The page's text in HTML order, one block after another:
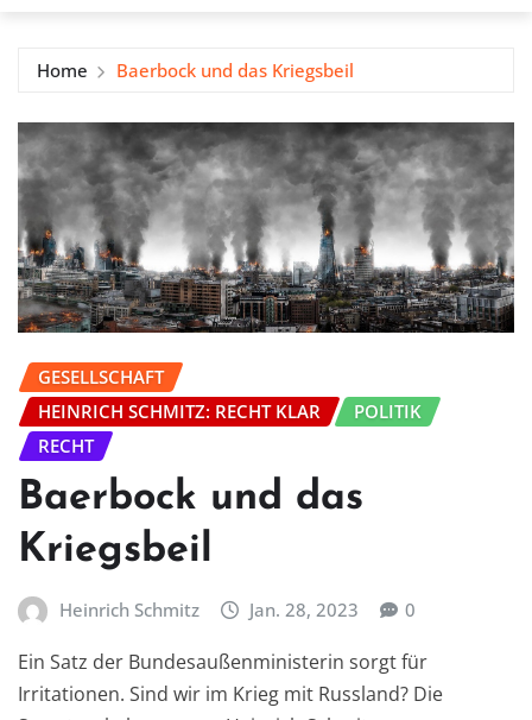
Home Baerbock und das Kriegsbeil
GESELLSCHAFT
HEINRICH SCHMITZ: RECHT KLAR
POLITIK
RECHT
Baerbock und das
Kriegsbeil
Heinrich Schmitz Jan. 28, 2023 0
Ein Satz der Bundesaußenministerin sorgt für
Irritationen. Sind wir im Krieg mit Russland? Die